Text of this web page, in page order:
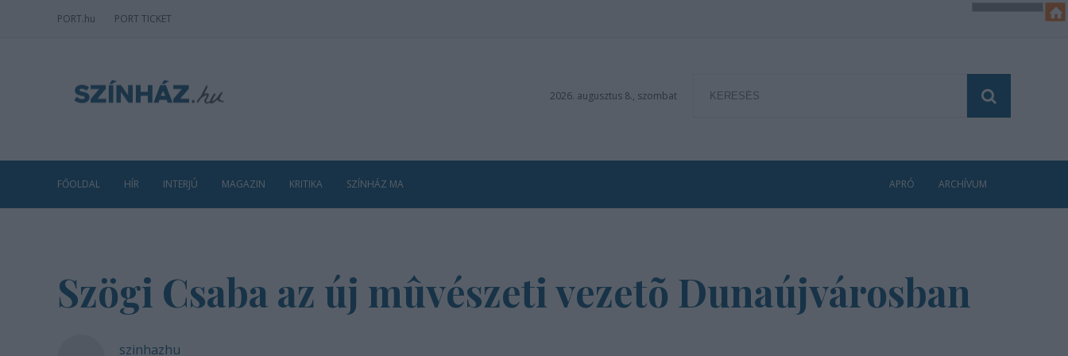
PORT.hu PORT TICKET
2026. augusztus 8., szombat
FŐOLDAL HÍR INTERJÚ MAGAZIN KRITIKA SZÍNHÁZ MA APRÓ ARCHÍVUM
Szögi Csaba az új mûvészeti vezetõ Dunaújvárosban
szinhazhu